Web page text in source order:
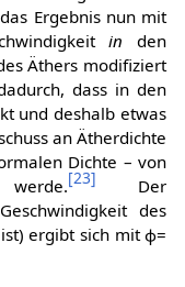
Ergebnis nun mit
in den
Äthers modifiziert
dass in den
und deshalb etwas
an Ätherdichte
Dichte – von
[23] Der
des
ist) ergibt sich mitϕ=